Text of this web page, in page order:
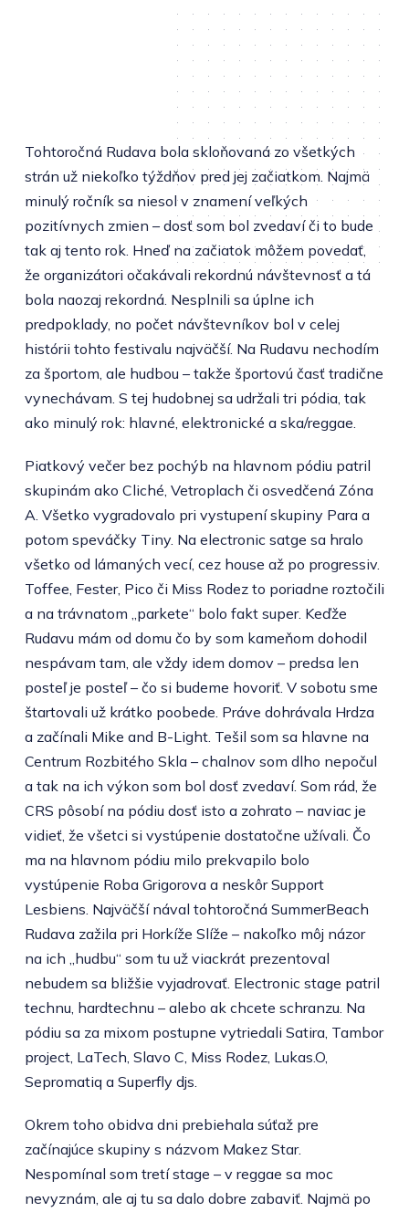
Tohtoročná Rudava bola skloňovaná zo všetkých
strán už niekoľko týždňov pred jej začiatkom. Najmä
minulý ročník sa niesol v znamení veľkých
pozitívnych zmien – dosť som bol zvedaví či to bude
tak aj tento rok. Hneď na začiatok môžem povedať,
že organizátori očakávali rekordnú návštevnosť a tá
bola naozaj rekordná. Nesplnili sa úplne ich
predpoklady, no počet návštevníkov bol v celej
histórii tohto festivalu najväčší. Na Rudavu nechodím
za športom, ale hudbou – takže športovú časť tradične
vynechávam. S tej hudobnej sa udržali tri pódia, tak
ako minulý rok: hlavné, elektronické a ska/reggae.
Piatkový večer bez pochýb na hlavnom pódiu patril
skupinám ako Cliché, Vetroplach či osvedčená Zóna
A. Všetko vygradovalo pri vystupení skupiny Para a
potom speváčky Tiny. Na electronic satge sa hralo
všetko od lámaných vecí, cez house až po progressiv.
Toffee, Fester, Pico či Miss Rodez to poriadne roztočili
a na trávnatom „parkete“ bolo fakt super. Keďže
Rudavu mám od domu čo by som kameňom dohodil
nespávam tam, ale vždy idem domov – predsa len
posteľ je posteľ – čo si budeme hovoriť. V sobotu sme
štartovali už krátko poobede. Práve dohrávala Hrdza
a začínali Mike and B-Light. Tešil som sa hlavne na
Centrum Rozbitého Skla – chalnov som dlho nepočul
a tak na ich výkon som bol dosť zvedaví. Som rád, že
CRS pôsobí na pódiu dosť isto a zohrato – naviac je
vidieť, že všetci si vystúpenie dostatočne užívali. Čo
ma na hlavnom pódiu milo prekvapilo bolo
vystúpenie Roba Grigorova a neskôr Support
Lesbiens. Najväčší nával tohtoročná SummerBeach
Rudava zažila pri Horkíže Slíže – nakoľko môj názor
na ich „hudbu“ som tu už viackrát prezentoval
nebudem sa bližšie vyjadrovať. Electronic stage patril
technu, hardtechnu – alebo ak chcete schranzu. Na
pódiu sa za mixom postupne vytriedali Satira, Tambor
project, LaTech, Slavo C, Miss Rodez, Lukas.O,
Sepromatiq a Superfly djs.
Okrem toho obidva dni prebiehala súťaž pre
začínajúce skupiny s názvom Makez Star.
Nespomínal som tretí stage – v reggae sa moc
nevyznám, ale aj tu sa dalo dobre zabaviť. Najmä po